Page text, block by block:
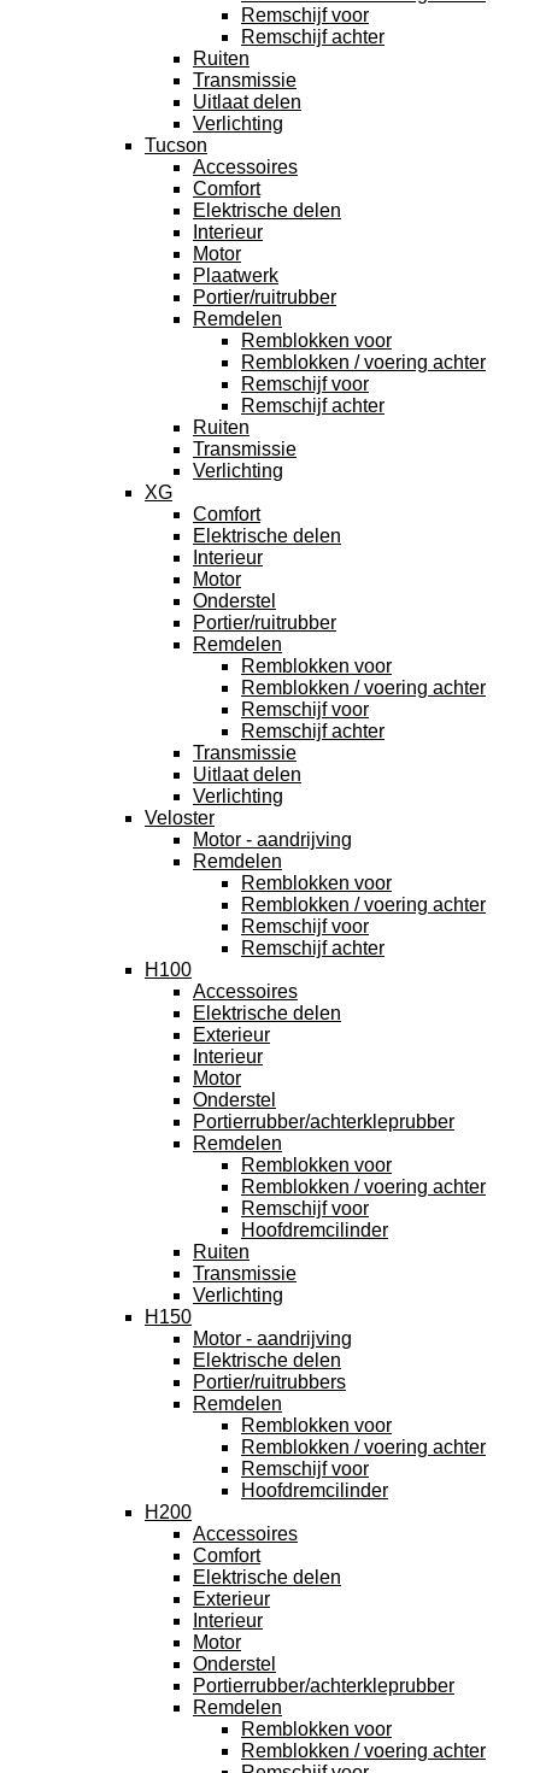
Remschijf voor
Remschijf achter
Ruiten
Transmissie
Uitlaat delen
Verlichting
Tucson
Accessoires
Comfort
Elektrische delen
Interieur
Motor
Plaatwerk
Portier/ruitrubber
Remdelen
Remblokken voor
Remblokken / voering achter
Remschijf voor
Remschijf achter
Ruiten
Transmissie
Verlichting
XG
Comfort
Elektrische delen
Interieur
Motor
Onderstel
Portier/ruitrubber
Remdelen
Remblokken voor
Remblokken / voering achter
Remschijf voor
Remschijf achter
Transmissie
Uitlaat delen
Verlichting
Veloster
Motor - aandrijving
Remdelen
Remblokken voor
Remblokken / voering achter
Remschijf voor
Remschijf achter
H100
Accessoires
Elektrische delen
Exterieur
Interieur
Motor
Onderstel
Portierrubber/achterkleprubber
Remdelen
Remblokken voor
Remblokken / voering achter
Remschijf voor
Hoofdremcilinder
Ruiten
Transmissie
Verlichting
H150
Motor - aandrijving
Elektrische delen
Portier/ruitrubbers
Remdelen
Remblokken voor
Remblokken / voering achter
Remschijf voor
Hoofdremcilinder
H200
Accessoires
Comfort
Elektrische delen
Exterieur
Interieur
Motor
Onderstel
Portierrubber/achterkleprubber
Remdelen
Remblokken voor
Remblokken / voering achter